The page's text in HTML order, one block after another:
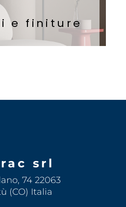
e finiture
srl
74 22063
(CO) Italia